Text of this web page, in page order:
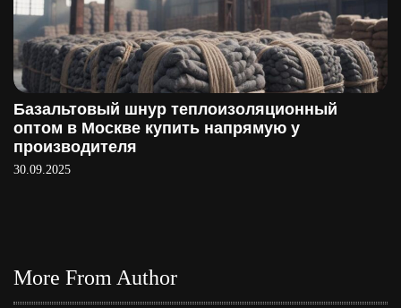
Базальтовый шнур теплоизоляционный
оптом в Москве купить напрямую у
производителя
30.09.2025
More From Author